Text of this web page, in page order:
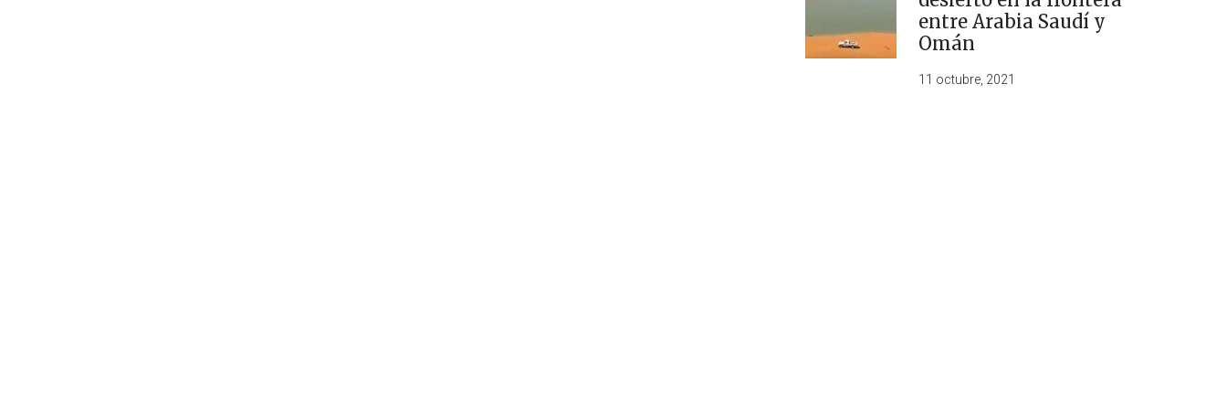
entre Arabia Saudí y
Omán
11 octubre, 2021